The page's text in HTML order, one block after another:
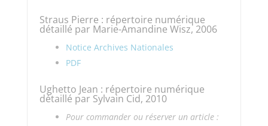
Straus Pierre : répertoire numérique
détaillé par Marie-Amandine Wisz, 2006
Notice Archives Nationales
PDF
Ughetto Jean : répertoire numérique
détaillé par Sylvain Cid, 2010
Pour commander ou réserver un article :